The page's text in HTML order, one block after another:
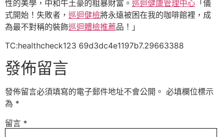
性的美學，中和牛土豪的粗暴財富。 巡迴健康管理中心 「儀
式開始！失敗者， 巡迴健檢將永遠被困在我的咖啡館裡，成
為最不對稱的裝飾巡迴體檢推薦品！」
TC:healthcheck123 69d3dc4e1197b7.29663388
發佈留言
發佈留言必須填寫的電子郵件地址不會公開。 必填欄位標示
為 *
留言 *